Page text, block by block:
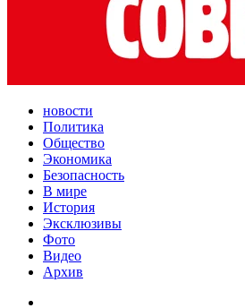
новости
Политика
Общество
Экономика
Безопасность
В мире
История
Эксклюзивы
Фото
Видео
Архив